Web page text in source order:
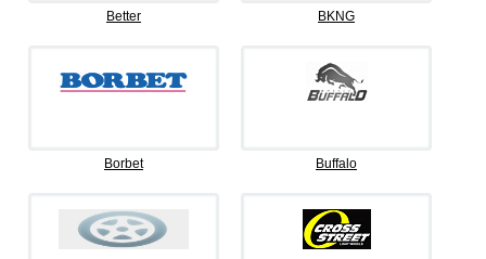
Better BKNG
Borbet Buffalo